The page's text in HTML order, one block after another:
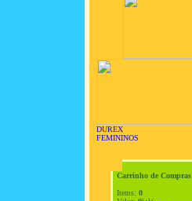
DUREX
FEMININOS
Carrinho de Compras
Items: 0